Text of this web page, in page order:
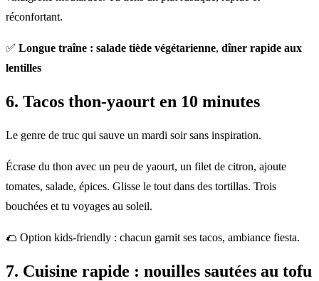
réconfortant.
✅ Longue traîne : salade tiède végétarienne, dîner rapide aux
lentilles
6. Tacos thon-yaourt en 10 minutes
Le genre de truc qui sauve un mardi soir sans inspiration.
Écrase du thon avec un peu de yaourt, un filet de citron, ajoute
tomates, salade, épices. Glisse le tout dans des tortillas. Trois
bouchées et tu voyages au soleil.
🌮 Option kids-friendly : chacun garnit ses tacos, ambiance fiesta.
7. Cuisine rapide : nouilles sautées au tofu